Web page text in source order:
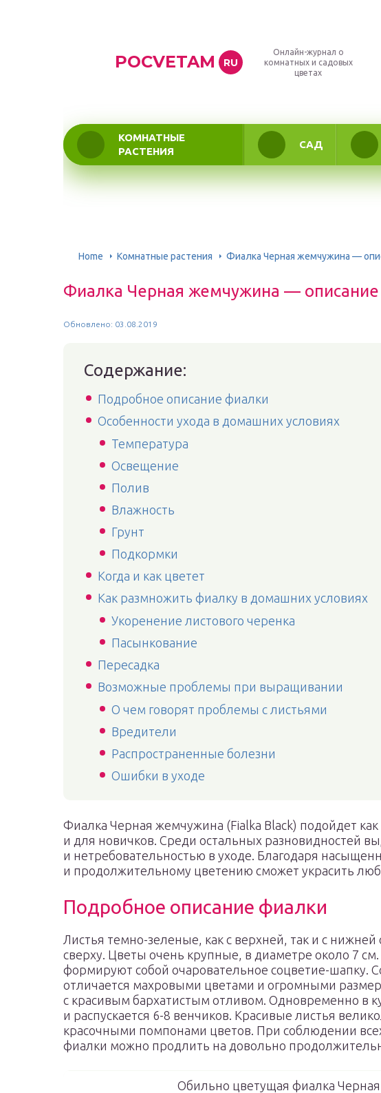
POCVETAM RU
Онлайн-журнал о
комнатных и садовых
цветах
КОМНАТНЫЕ
РАСТЕНИЯ
САД
Home Комнатные растения Фиалка Черная жемчужина —
Фиалка Черная жемчужина —
Обновлено: 03.08.2019
Содержание:
Подробное описание фиалки
Особенности ухода в домашних условиях
Температура
Освещение
Полив
Влажность
Грунт
Подкормки
Когда и как цветет
Как размножить фиалку в домашних условиях
Укоренение листового черенка
Пасынкование
Пересадка
Возможные проблемы при выращивании
О чем говорят проблемы с листьями
Вредители
Распространенные болезни
Ошибки в уходе
Фиалка Черная жемчужина (Fialka Black) подойдет
и для новичков. Среди остальных разновидностей
и нетребовательностью в уходе. Благодаря
и продолжительному цветению сможет украсить
Подробное описание фиалки
Листья темно-зеленые, как с верхней, так и с
сверху. Цветы очень крупные, в диаметре около 7
формируют собой очаровательное соцветие-шапку.
отличается махровыми цветами и огромными
с красивым бархатистым отливом. Одновременно в
и распускается 6-8 венчиков. Красивые листья
красочными помпонами цветов. При соблюдении
фиалки можно продлить на довольно
Обильно цветущая фиалка